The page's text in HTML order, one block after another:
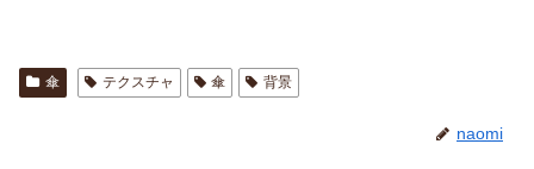
傘 テクスチャ 傘 背景
naomi